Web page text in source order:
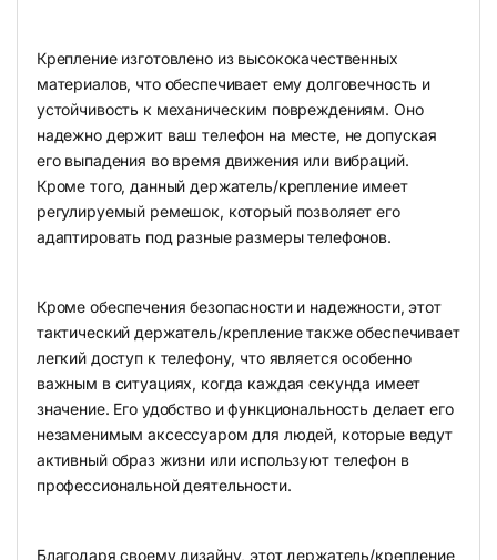
Крепление изготовлено из высококачественных
материалов, что обеспечивает ему долговечность и
устойчивость к механическим повреждениям. Оно
надежно держит ваш телефон на месте, не допуская
его выпадения во время движения или вибраций.
Кроме того, данный держатель/крепление имеет
регулируемый ремешок, который позволяет его
адаптировать под разные размеры телефонов.
Кроме обеспечения безопасности и надежности, этот
тактический держатель/крепление также обеспечивает
легкий доступ к телефону, что является особенно
важным в ситуациях, когда каждая секунда имеет
значение. Его удобство и функциональность делает его
незаменимым аксессуаром для людей, которые ведут
активный образ жизни или используют телефон в
профессиональной деятельности.
Благодаря своему дизайну, этот держатель/крепление